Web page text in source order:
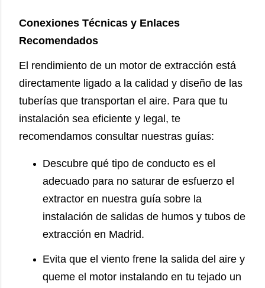
Conexiones Técnicas y Enlaces
Recomendados
El rendimiento de un motor de extracción está
directamente ligado a la calidad y diseño de las
tuberías que transportan el aire. Para que tu
instalación sea eficiente y legal, te
recomendamos consultar nuestras guías:
Descubre qué tipo de conducto es el
adecuado para no saturar de esfuerzo el
extractor en nuestra guía sobre la
instalación de salidas de humos y tubos de
extracción en Madrid.
Evita que el viento frene la salida del aire y
queme el motor instalando en tu tejado un